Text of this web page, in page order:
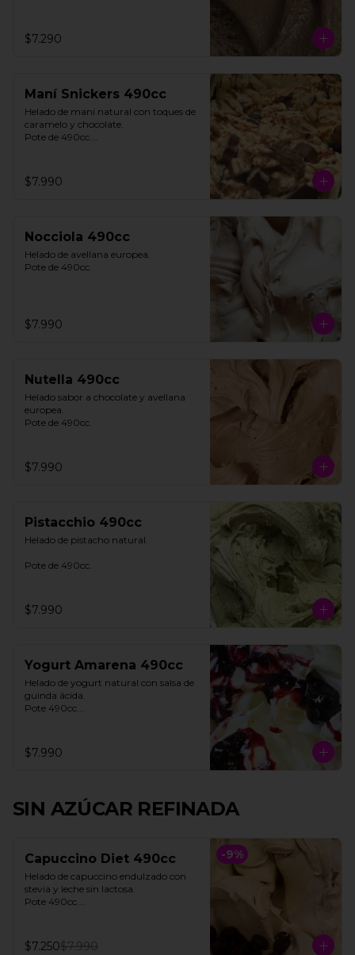
$7.290
Maní Snickers 490cc
Helado de mani natural con toques de
caramelo y chocolate.
Pote de 490cc.
$7.990
Nocciola 490cc
Helado de avellana europea.
Pote de 490cc.
$7.990
Nutella 490cc
Helado sabor a chocolate y avellana
europea.
Pote de 490cc.
$7.990
Pistacchio 490cc
Helado de pistacho natural.
Pote de 490cc.
$7.990
Yogurt Amarena 490cc
Helado de yogurt natural con salsa de
guinda ácida.
Pote 490cc.
$7.990
SIN AZÚCAR REFINADA
-9%
Capuccino Diet 490cc
Helado de capuccino endulzado con
stevia y leche sin lactosa.
Pote 490cc.
$7.250$7.990